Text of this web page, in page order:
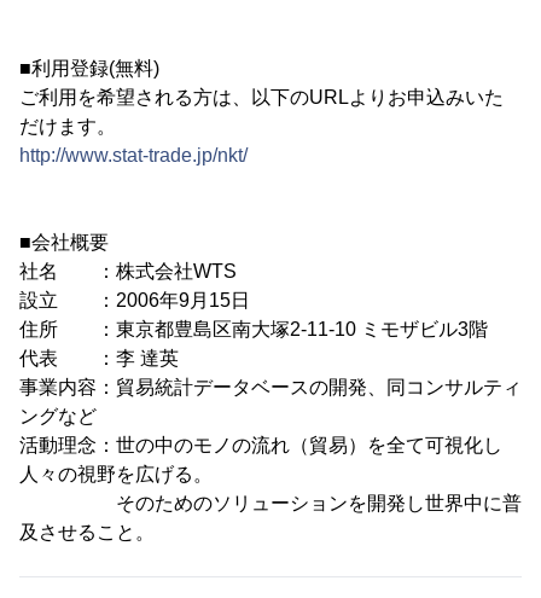
■利用登録(無料)
ご利用を希望される方は、以下のURLよりお申込みいた
だけます。
http://www.stat-trade.jp/nkt/
■会社概要
社名 ：株式会社WTS
設立 ：2006年9月15日
住所 ：東京都豊島区南大塚2-11-10 ミモザビル3階
代表 ：李 達英
事業内容：貿易統計データベースの開発、同コンサルティ
ングなど
活動理念：世の中のモノの流れ（貿易）を全て可視化し
人々の視野を広げる。
そのためのソリューションを開発し世界中に普
及させること。